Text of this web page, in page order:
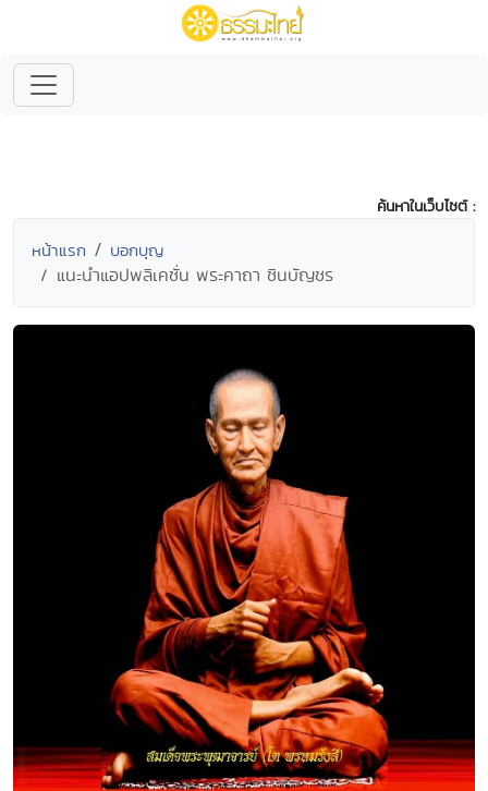
ค้นหาในเว็บไซต์ :
หน้าแรก บอกบุญ
แนะนำแอปพลิเคชั่น พระคาถา ชินบัญชร